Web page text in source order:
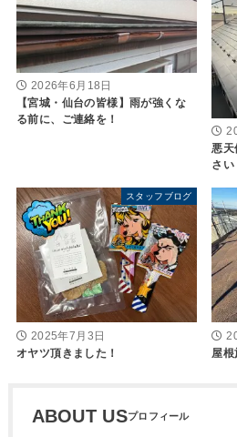
2026年6月18日
【宮城・仙台の皆様】雨が強くな
る前に、ご連絡を！
悪天
さい
スタッフブログ
2025年7月3日
オヤツ頂きました！ 屋根
ABOUT US